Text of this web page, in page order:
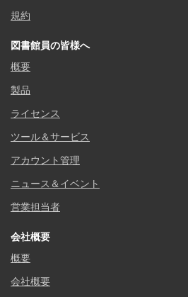
規約
図書館員の皆様へ
概要
製品
ライセンス
ツール＆サービス
アカウント管理
ニュース＆イベント
営業担当者
会社概要
概要
会社概要